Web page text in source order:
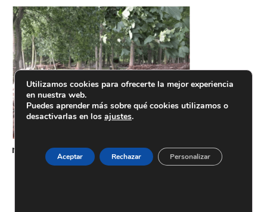
recreativa. Consecuencia de la tala del bosque de ribera
Utilizamos cookies para ofrecerte la mejor experiencia
en nuestra web.
Puedes aprender más sobre qué cookies utilizamos o
desactivarlas en los ajustes.
Aceptar Rechazar Personalizar